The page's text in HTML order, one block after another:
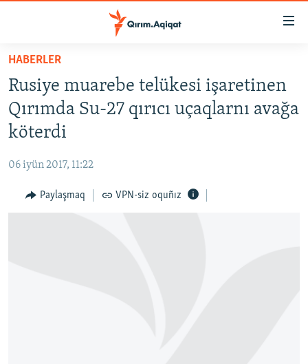
Esas
qaytmaq
Baş
navigatsiyağa
qaytmaq
Qıdıruvğa
qaytmaq
SİYASET
İQTİSADİYAT
MEDENİYET
İNSAN AQLARI
HABERLER
Rusiye muarebe telükesi işaretinen
Qırımda Su-27 qırıcı uçaqlarnı avağa
köterdi
06 iyün 2017, 11:22
Paylaşmaq VPN-siz oquñız